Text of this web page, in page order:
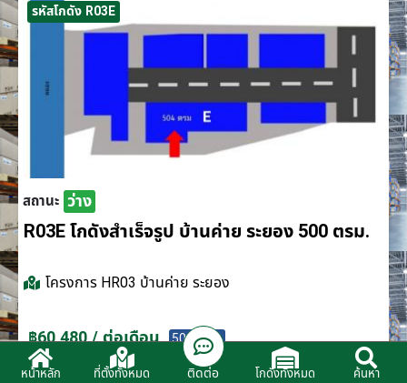
รหัสโกดัง R03E
สถานะ ว่าง
R03E โกดังสำเร็จรูป บ้านค่าย ระยอง 500 ตรม.
โครงการ HR03 บ้านค่าย ระยอง
฿60,480 / ต่อเดือน 500 ตรม.
หน้าหลัก ที่ตั้งทั้งหมด ติดต่อ โกดังทั้งหมด ค้นหา